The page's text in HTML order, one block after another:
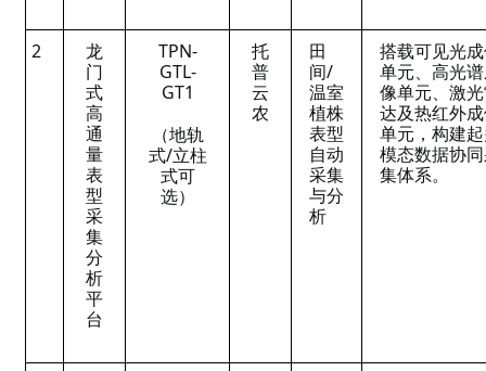
2
龙
门
式
高
通
量
表
型
采
集
分
析
平
台
TPN-
GTL-
GT1
（地轨
式/立柱
式可
选）
托
普
云
农
田
间/
温室
植株
表型
自动
采集
与分
析
搭载可见光
单元、高光
像单元、激
达及热红外
单元，构建
模态数据协
集体系。